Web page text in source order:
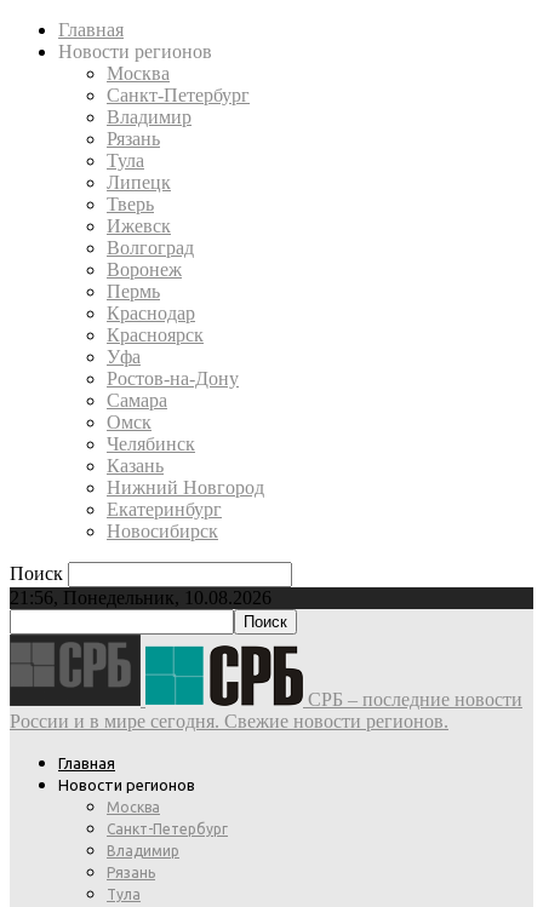
Главная
Новости регионов
Москва
Санкт-Петербург
Владимир
Рязань
Тула
Липецк
Тверь
Ижевск
Волгоград
Воронеж
Пермь
Краснодар
Красноярск
Уфа
Ростов-на-Дону
Самара
Омск
Челябинск
Казань
Нижний Новгород
Екатеринбург
Новосибирск
Поиск
21:56, Понедельник, 10.08.2026
СРБ – последние новости
России и в мире сегодня. Свежие новости регионов.
Главная
Новости регионов
Москва
Санкт-Петербург
Владимир
Рязань
Тула